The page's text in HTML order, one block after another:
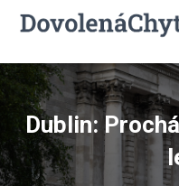
Dublin: